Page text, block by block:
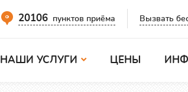
20106 пунктов приёма Вызвать
НАШИ УСЛУГИ ЦЕНЫ